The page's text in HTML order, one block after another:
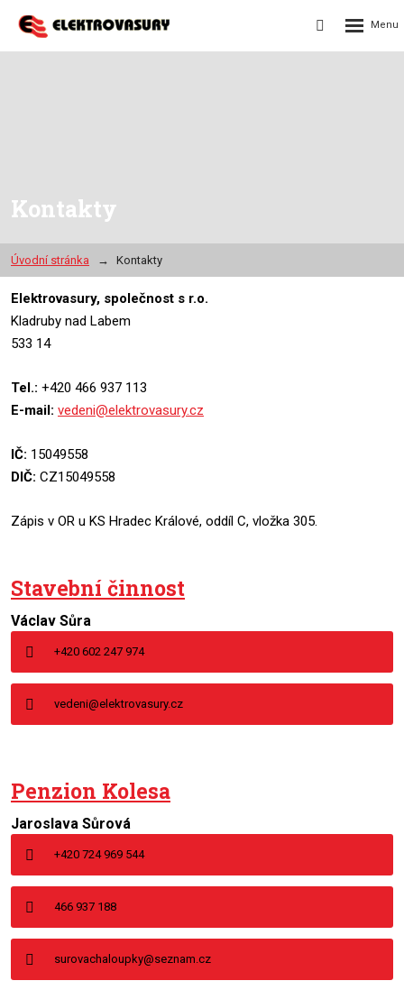
Vyhledávání
Rozbalení
Kontakty
Úvodní stránka Kontakty
Elektrovasury, společnost s r.o.
Kladruby nad Labem
533 14
Tel.: +420 466 937 113
E-mail: vedeni@elektrovasury.cz
IČ: 15049558
DIČ: CZ15049558
Zápis v OR u KS Hradec Králové, oddíl C, vložka 305.
Stavební činnost
Václav Sůra
+420 602 247 974
vedeni@elektrovasury.cz
Penzion Kolesa
Jaroslava Sůrová
+420 724 969 544
466 937 188
surovachaloupky@seznam.cz